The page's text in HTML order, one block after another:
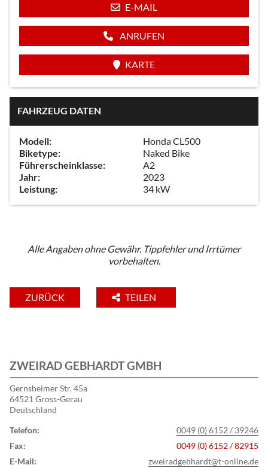
E-MAIL
ANRUFEN
KARTE
FAHRZEUG DATEN
Modell:
Honda CL500
Biketype:
Naked Bike
Führerscheinklasse:
A2
Jahr:
2023
Leistung:
34 kW
Alle Angaben ohne Gewähr. Tippfehler und Irrtümer
vorbehalten.
ZURÜCK TEILEN
ZWEIRAD GEBHARDT GMBH
Gernsheimer Str. 45a
64521 Gross-Gerau
Deutschland
Telefon:
0049 (0) 6152 / 39246
Fax:
0049 (0) 6152 / 82915
E-Mail:
zweiradgebhardt@t-online.de